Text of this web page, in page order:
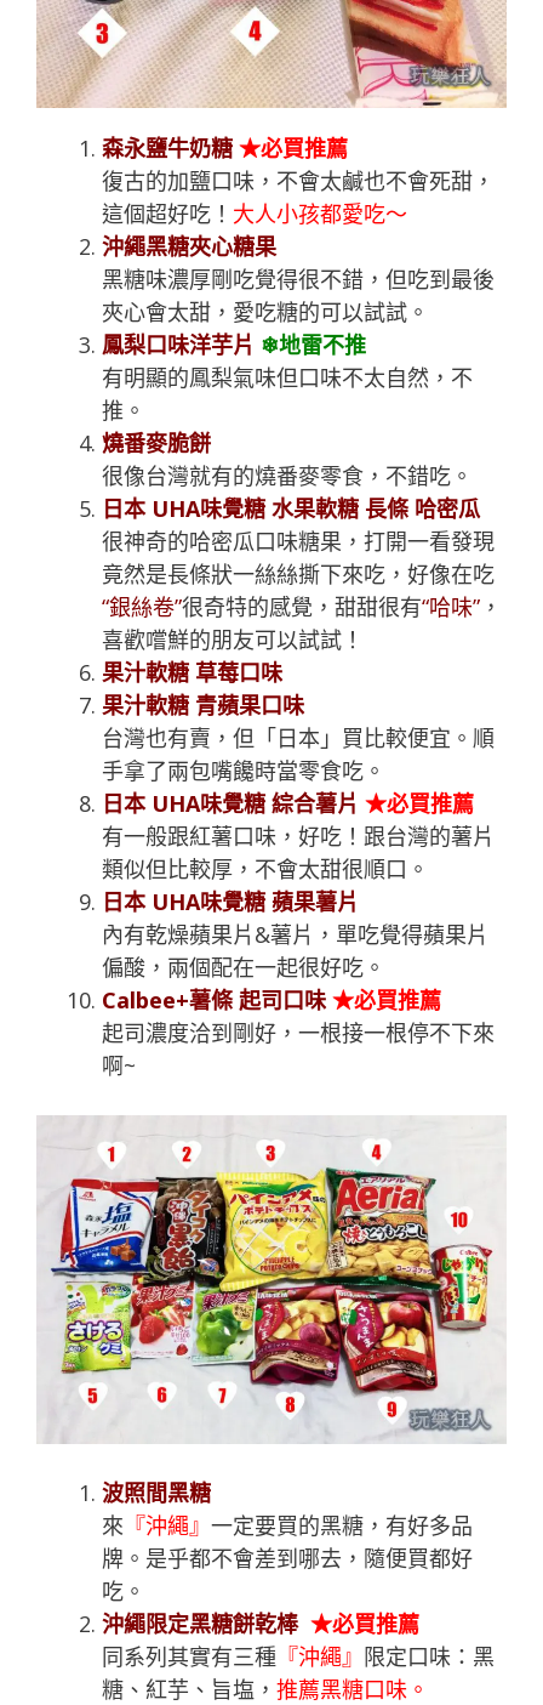
森永鹽牛奶糖 ★必買推薦
復古的加鹽口味，不會太鹹也不會死甜，
這個超好吃！ 大人小孩都愛吃～
沖繩黑糖夾心糖果
黑糖味濃厚剛吃覺得很不錯，但吃到最後
夾心會太甜，愛吃糖的可以試試。
鳳梨口味洋芋片 ❄地雷不推
有明顯的鳳梨氣味但口味不太自然，不
推。
燒番麥脆餅
很像台灣就有的燒番麥零食，不錯吃。
日本 UHA味覺糖 水果軟糖 長條 哈密瓜
很神奇的哈密瓜口味糖果，打開一看發現
竟然是長條狀一絲絲撕下來吃，好像在吃
“銀絲卷”很奇特的感覺，甜甜很有“哈味” ，
喜歡嚐鮮的朋友可以試試！
果汁軟糖 草莓口味
果汁軟糖 青蘋果口味
台灣也有賣，但「日本」買比較便宜。順
手拿了兩包嘴饞時當零食吃。
日本 UHA味覺糖 綜合薯片 ★必買推薦
有一般跟紅薯口味，好吃！跟台灣的薯片
類似但比較厚，不會太甜很順口。
日本 UHA味覺糖 蘋果薯片
內有乾燥蘋果片&薯片，單吃覺得蘋果片
偏酸，兩個配在一起很好吃。
Calbee+薯條 起司口味 ★必買推薦
起司濃度洽到剛好，一根接一根停不下來
啊~
波照間黑糖
來 『沖繩』 一定要買的黑糖，有好多品
牌。是乎都不會差到哪去，隨便買都好
吃。
沖繩限定黑糖餅乾棒 ★必買推薦
同系列其實有三種 『沖繩』 限定口味：黑
糖、紅芋、旨塩， 推薦黑糖口味。